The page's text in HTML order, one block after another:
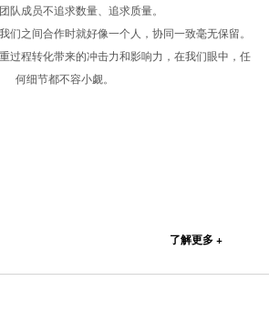
队成员不追求数量、追求质量。
们之间合作时就好像一个人，协同一致毫无保留。
过程转化带来的冲击力和影响力，在我们眼中，任
何细节都不容小觑。
了解更多 +